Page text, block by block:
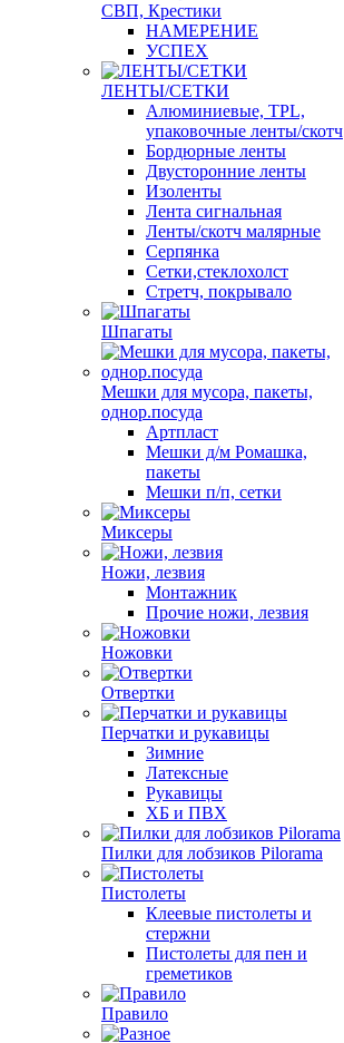
СВП, Крестики
НАМЕРЕНИЕ
УСПЕХ
ЛЕНТЫ/СЕТКИ
Алюминиевые, TPL,
упаковочные ленты/скотч
Бордюрные ленты
Двусторонние ленты
Изоленты
Лента сигнальная
Ленты/скотч малярные
Серпянка
Сетки,стеклохолст
Стретч, покрывало
Шпагаты
Мешки для мусора, пакеты,
однор.посуда
Артпласт
Мешки д/м Ромашка,
пакеты
Мешки п/п, сетки
Миксеры
Ножи, лезвия
Монтажник
Прочие ножи, лезвия
Ножовки
Отвертки
Перчатки и рукавицы
Зимние
Латексные
Рукавицы
ХБ и ПВХ
Пилки для лобзиков Pilorama
Пистолеты
Клеевые пистолеты и
стержни
Пистолеты для пен и
греметиков
Правило